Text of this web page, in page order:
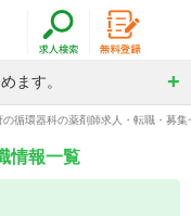
ます。
の循環器科の薬剤師求人・転職・募集
情報一覧